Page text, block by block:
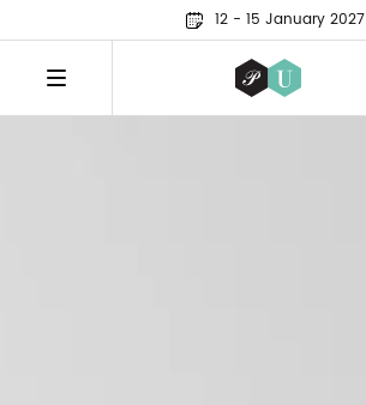
12 - 15 January 2027